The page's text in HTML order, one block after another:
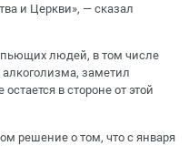
и Церкви», — сказал
пьющих людей, в том числе
заметил
в стороне от этой
решение о том, что с января